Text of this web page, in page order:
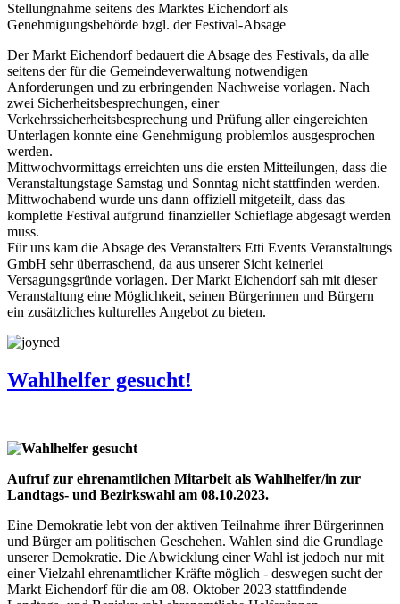
Stellungnahme seitens des Marktes Eichendorf als
Genehmigungsbehörde bzgl. der Festival-Absage
Der Markt Eichendorf bedauert die Absage des Festivals, da alle
seitens der für die Gemeindeverwaltung notwendigen
Anforderungen und zu erbringenden Nachweise vorlagen. Nach
zwei Sicherheitsbesprechungen, einer
Verkehrssicherheitsbesprechung und Prüfung aller eingereichten
Unterlagen konnte eine Genehmigung problemlos ausgesprochen
werden.
Mittwochvormittags erreichten uns die ersten Mitteilungen, dass die
Veranstaltungstage Samstag und Sonntag nicht stattfinden werden.
Mittwochabend wurde uns dann offiziell mitgeteilt, dass das
komplette Festival aufgrund finanzieller Schieflage abgesagt werden
muss.
Für uns kam die Absage des Veranstalters Etti Events Veranstaltungs
GmbH sehr überraschend, da aus unserer Sicht keinerlei
Versagungsgründe vorlagen. Der Markt Eichendorf sah mit dieser
Veranstaltung eine Möglichkeit, seinen Bürgerinnen und Bürgern
ein zusätzliches kulturelles Angebot zu bieten.
Wahlhelfer gesucht!
Aufruf zur ehrenamtlichen Mitarbeit als Wahlhelfer/in zur
Landtags- und Bezirkswahl am 08.10.2023.
Eine Demokratie lebt von der aktiven Teilnahme ihrer Bürgerinnen
und Bürger am politischen Geschehen. Wahlen sind die Grundlage
unserer Demokratie. Die Abwicklung einer Wahl ist jedoch nur mit
einer Vielzahl ehrenamtlicher Kräfte möglich - deswegen sucht der
Markt Eichendorf für die am 08. Oktober 2023 stattfindende